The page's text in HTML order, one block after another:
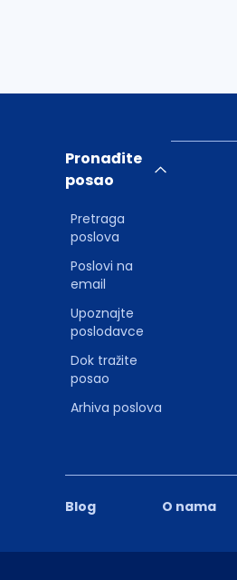
Blog O nama
Pronađite
posao
Pretraga
poslova
Poslovi na
email
Upoznajte
poslodavce
Dok tražite
posao
Arhiva poslova